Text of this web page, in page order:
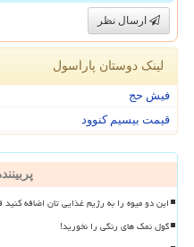
ارسال نظر
لینک دوستان پاراسول
فیش حج
قیمت بیسیم کنوود
این دو میوه را به رژیم غذایی تان اضافه
گول نمک های رنگی را نخورید!